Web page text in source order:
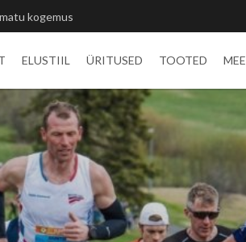
medalid
ELUSTIIL ÜRITUSED TOOTED